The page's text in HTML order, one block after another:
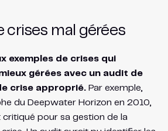
crises mal gérées
exemples de crises qui
gérées avec un audit de
crise approprié.Par exemple,
du Deepwater Horizon en 2010,
critiqué pour sa gestion de la